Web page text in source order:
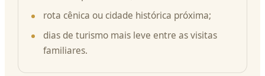
rota cênica ou cidade histórica próxima;
dias de turismo mais leve entre as visitas
familiares.